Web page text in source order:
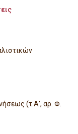
(τ.Α’, αρ. Φ.